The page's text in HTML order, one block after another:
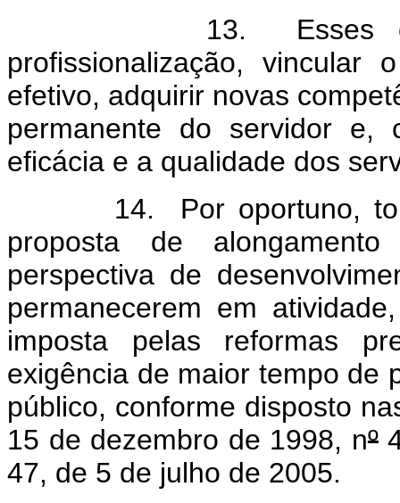
13. Esses critérios
profissionalização, vincular
efetivo, adquirir novas
permanente do servidor e,
eficácia e a qualidade dos
14. Por oportuno,
proposta de
perspectiva de
permanecerem em
imposta pelas reformas
exigência de maior tempo de
público, conforme disposto
15 de dezembro de 1998, nº
47, de 5 de julho de 2005.